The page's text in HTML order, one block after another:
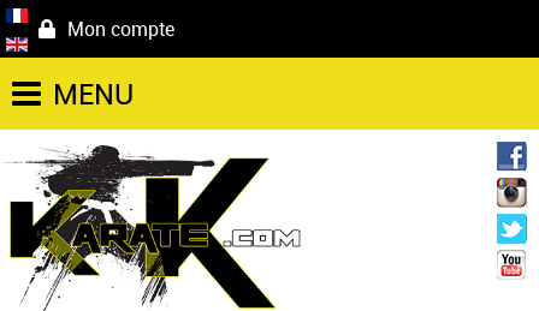
Mon compte
MENU